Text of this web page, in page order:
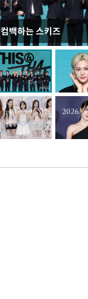
컴백하는 스키즈
이번주 국회에는 무